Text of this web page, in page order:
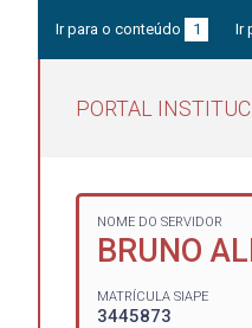
Ir para o conteúdo 1 Ir
PORTAL
NOME DO SERVIDOR
BRUNO
MATRÍCULA SIAPE
3445873